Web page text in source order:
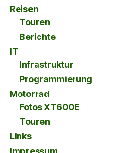
Reisen
Touren
Berichte
IT
Infrastruktur
Programmierung
Motorrad
Fotos XT600E
Touren
Links
Impressum